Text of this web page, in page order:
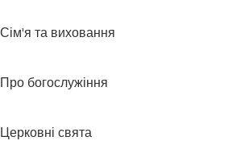
Сім'я та виховання
Про богослужіння
Церковні свята